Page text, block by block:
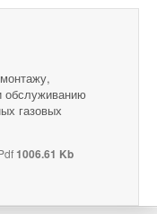
обслуживанию
газовых
1006.61 Kb